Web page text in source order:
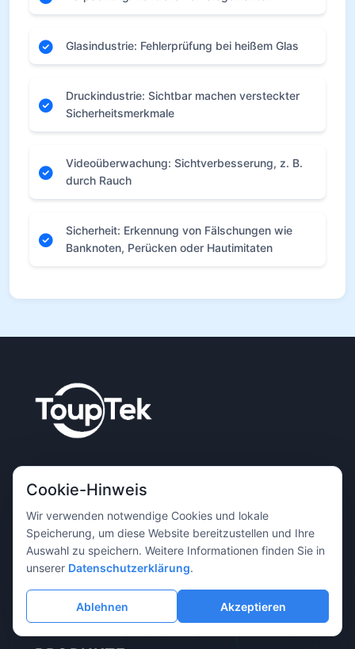
Glasindustrie: Fehlerprüfung bei heißem Glas
Druckindustrie: Sichtbar machen versteckter
Sicherheitsmerkmale
Videoüberwachung: Sichtverbesserung, z. B.
durch Rauch
Sicherheit: Erkennung von Fälschungen wie
Banknoten, Perücken oder Hautimitaten
der sich der Bereitstellung hochwertiger
Bildgebungslösungen für die wissenschaftliche
Forschung, medizinische Diagnostik, industrielle
Inspektion und weitere Anwendungsgebiete widmet.
Cookie-Hinweis
Wir verwenden notwendige Cookies und lokale
Speicherung, um diese Website bereitzustellen und Ihre
Auswahl zu speichern. Weitere Informationen finden Sie in
unserer Datenschutzerklärung.
Ablehnen Akzeptieren